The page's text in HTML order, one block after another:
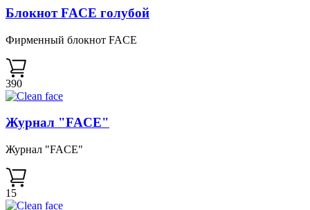
Блокнот FACE голубой
Фирменный блокнот FACE
390
Журнал "FACE"
Журнал "FACE"
15